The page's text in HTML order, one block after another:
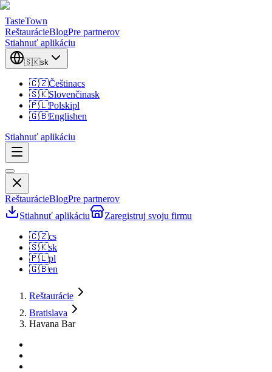
TasteTown
ReštaurácieBlogPre partnerov
Stiahnuť aplikáciu
🇸🇰sk
🇨🇿Češtinacs
🇸🇰Slovenčinask
🇵🇱Polskipl
🇬🇧Englishen
Stiahnuť aplikáciu
ReštaurácieBlogPre partnerov
Stiahnuť aplikáciu
Zaregistruj svoju firmu
🇨🇿cs
🇸🇰sk
🇵🇱pl
🇬🇧en
Reštaurácie
Bratislava
Havana Bar